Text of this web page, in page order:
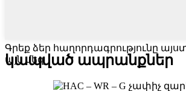
Գրեք ձեր հաղորդագրությունը
այն մեզ
կապված ապրանքներ